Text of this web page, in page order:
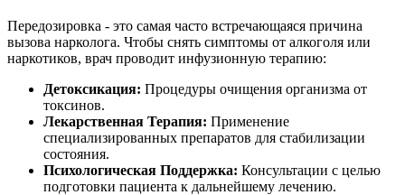
Передозировка - это самая часто встречающаяся причина
вызова нарколога. Чтобы снять симптомы от алкоголя или
наркотиков, врач проводит инфузионную терапию:
Детоксикация: Процедуры очищения организма от
токсинов.
Лекарственная Терапия: Применение
специализированных препаратов для стабилизации
состояния.
Психологическая Поддержка: Консультации с целью
подготовки пациента к дальнейшему лечению.